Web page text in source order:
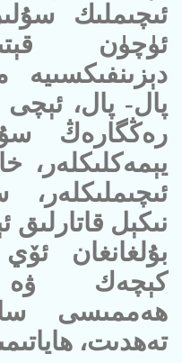
ئىچىملىك
ئۈچۈن
پال- پال،
رەڭگارەڭ
يېمەكلىكلەر،
نىكېل قاتارلىق
بۇلغانغان
كېچەك ۋە
ھەممىسى
تەھدىت،